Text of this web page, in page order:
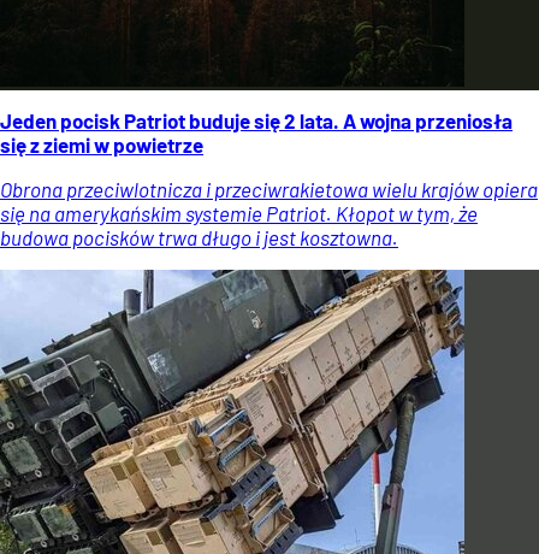
Jeden pocisk Patriot buduje się 2 lata. A wojna przeniosła
się z ziemi w powietrze
Obrona przeciwlotnicza i przeciwrakietowa wielu krajów opiera
się na amerykańskim systemie Patriot. Kłopot w tym, że
budowa pocisków trwa długo i jest kosztowna.